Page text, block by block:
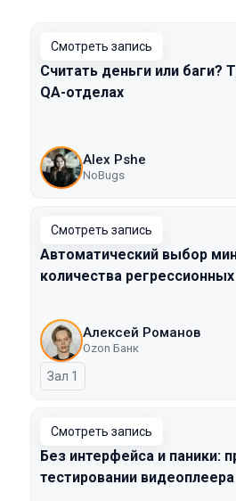
Смотреть запись
Считать деньги или баги?
QA-отделах
Alex Pshe
NoBugs
Смотреть запись
Автоматический выбор
количества
Алексей Романов
Ozon Банк
Зал 1
Смотреть запись
Без интерфейса и паники:
тестировании видеоплеера